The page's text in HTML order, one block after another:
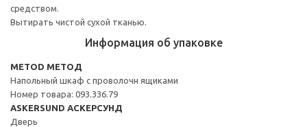
средством.
Вытирать чистой сухой тканью.
Информация об упаковке
METOD МЕТОД
Напольный шкаф с проволочн ящиками
Номер товара: 093.336.79
ASKERSUND АСКЕРСУНД
Дверь